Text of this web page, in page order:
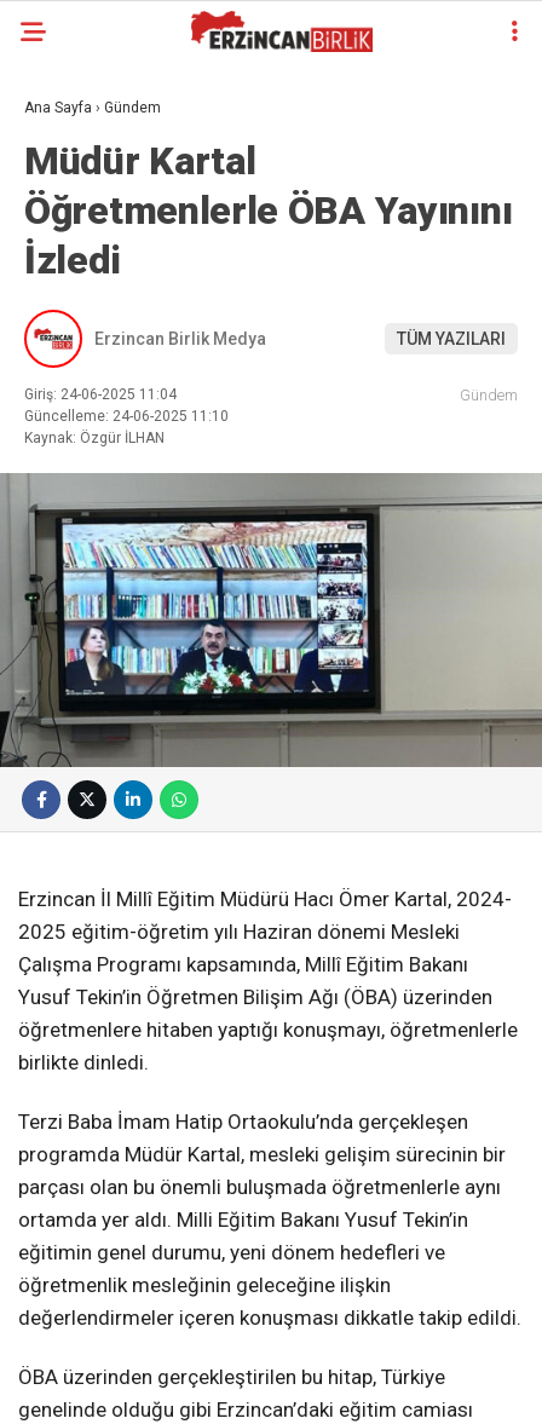
Ana Sayfa › Gündem
Müdür Kartal
Öğretmenlerle ÖBA Yayınını
İzledi
Erzincan Birlik Medya TÜM YAZILARI
Giriş: 24-06-2025 11:04
Güncelleme: 24-06-2025 11:10
Kaynak: Özgür İLHAN
Gündem
Erzincan İl Millî Eğitim Müdürü Hacı Ömer Kartal, 2024-
2025 eğitim-öğretim yılı Haziran dönemi Mesleki
Çalışma Programı kapsamında, Millî Eğitim Bakanı
Yusuf Tekin’in Öğretmen Bilişim Ağı (ÖBA) üzerinden
öğretmenlere hitaben yaptığı konuşmayı, öğretmenlerle
birlikte dinledi.
Terzi Baba İmam Hatip Ortaokulu’nda gerçekleşen
programda Müdür Kartal, mesleki gelişim sürecinin bir
parçası olan bu önemli buluşmada öğretmenlerle aynı
ortamda yer aldı. Milli Eğitim Bakanı Yusuf Tekin’in
eğitimin genel durumu, yeni dönem hedefleri ve
öğretmenlik mesleğinin geleceğine ilişkin
değerlendirmeler içeren konuşması dikkatle takip edildi.
ÖBA üzerinden gerçekleştirilen bu hitap, Türkiye
genelinde olduğu gibi Erzincan’daki eğitim camiası